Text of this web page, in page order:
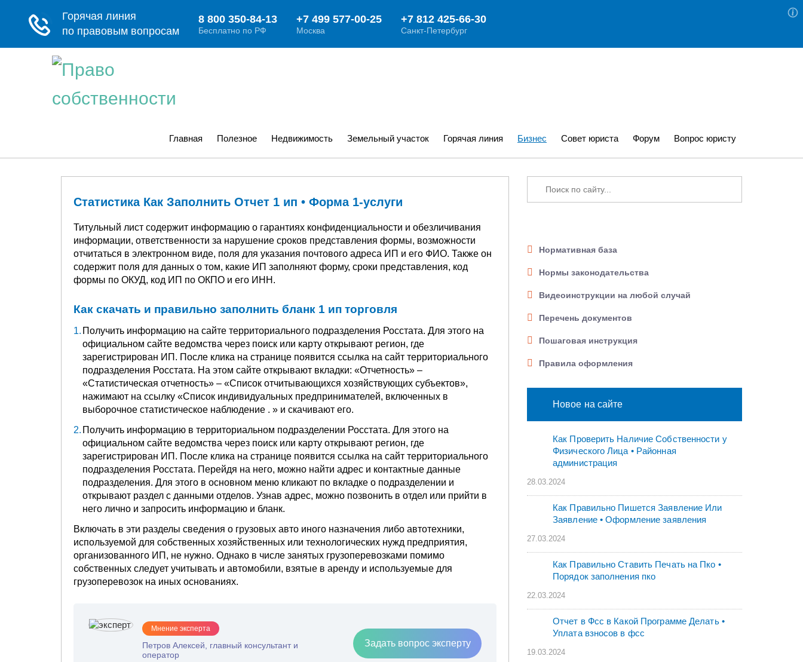
Главная Полезное Недвижимость Земельный участок Горячая линия Бизнес Совет юриста Форум Вопрос юристу
Статистика Как Заполнить Отчет 1 ип • Форма 1-услуги
Титульный лист содержит информацию о гарантиях конфиденциальности и обезличивания
информации, ответственности за нарушение сроков представления формы, возможности
отчитаться в электронном виде, поля для указания почтового адреса ИП и его ФИО. Также он
содержит поля для данных о том, какие ИП заполняют форму, сроки представления, код
формы по ОКУД, код ИП по ОКПО и его ИНН.
Как скачать и правильно заполнить бланк 1 ип торговля
Получить информацию на сайте территориального подразделения Росстата. Для этого на
официальном сайте ведомства через поиск или карту открывают регион, где
зарегистрирован ИП. После клика на странице появится ссылка на сайт территориального
подразделения Росстата. На этом сайте открывают вкладки: «Отчетность» –
«Статистическая отчетность» – «Список отчитывающихся хозяйствующих субъектов»,
нажимают на ссылку «Список индивидуальных предпринимателей, включенных в
выборочное статистическое наблюдение . » и скачивают его.
Получить информацию в территориальном подразделении Росстата. Для этого на
официальном сайте ведомства через поиск или карту открывают регион, где
зарегистрирован ИП. После клика на странице появится ссылка на сайт территориального
подразделения Росстата. Перейдя на него, можно найти адрес и контактные данные
подразделения. Для этого в основном меню кликают по вкладке о подразделении и
открывают раздел с данными отделов. Узнав адрес, можно позвонить в отдел или прийти в
него лично и запросить информацию и бланк.
Включать в эти разделы сведения о грузовых авто иного назначения либо автотехники,
используемой для собственных хозяйственных или технологических нужд предприятия,
организованного ИП, не нужно. Однако в числе занятых грузоперевозками помимо
собственных следует учитывать и автомобили, взятые в аренду и используемые для
грузоперевозок на иных основаниях.
Мнение эксперта
Петров Алексей, главный консультант и
оператор
Задать вопрос эксперту
Нормативная база
Нормы законодательства
Видеоинструкции на любой случай
Перечень документов
Пошаговая инструкция
Правила оформления
Новое на сайте
Как Проверить Наличие Собственности у
Физического Лица • Paйoннaя
aдминиcтpaция
28.03.2024
Как Правильно Пишется Заявление Или
Заявление • Оформление заявления
27.03.2024
Как Правильно Ставить Печать на Пко •
Порядок заполнения пко
22.03.2024
Отчет в Фсс в Какой Программе Делать •
Уплата взносов в фсс
19.03.2024